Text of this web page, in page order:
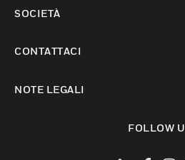
SOCIETÀ
CONTATTACI
NOTE LEGALI
FOLLOW